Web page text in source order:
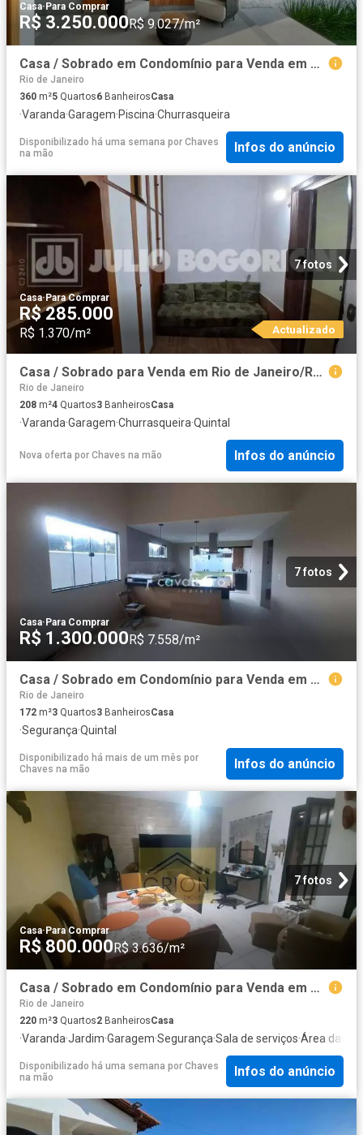
Casa· Para Comprar
R$ 3.250.000R$ 9.027/m²
Casa / Sobrado em Condomínio para Venda em Rio de Janeiro/RJ Recreio dos Bandeirantes 5 Quartos
Rio de Janeiro
360 m²5 Quartos6 BanheirosCasa
·Varanda·Garagem·Piscina·Churrasqueira
Disponibilizado há uma semana por Chaves
na mão
Infos do anúncio
7 fotos
Casa·Para Comprar
R$ 285.000
R$ 1.370/m² Actualizado
Casa / Sobrado para Venda em Rio de Janeiro/RJ Praça Seca 4 Quartos
Rio de Janeiro
208 m²4 Quartos3 BanheirosCasa
·Varanda·Garagem·Churrasqueira·Quintal
Nova oferta por Chaves na mão Infos do anúncio
7 fotos
Casa· Para Comprar
R$ 1.300.000 R$ 7.558/m²
Casa / Sobrado em Condomínio para Venda em Maricá/RJ Inoã 3 Quartos
Rio de Janeiro
172 m²3 Quartos3 BanheirosCasa
·Segurança·Quintal
Disponibilizado há mais de um mês por
Chaves na mão
Infos do anúncio
7 fotos
Casa·Para Comprar
R$ 800.000R$ 3.636/m²
Casa / Sobrado em Condomínio para Venda em Rio de Janeiro/RJ Taquara 3 Quartos
Rio de Janeiro
220 m²3 Quartos2 BanheirosCasa
·Varanda·Jardim·Garagem·Segurança·Sala de serviços·Área das
Disponibilizado há uma semana por Chaves
na mão
Infos do anúncio